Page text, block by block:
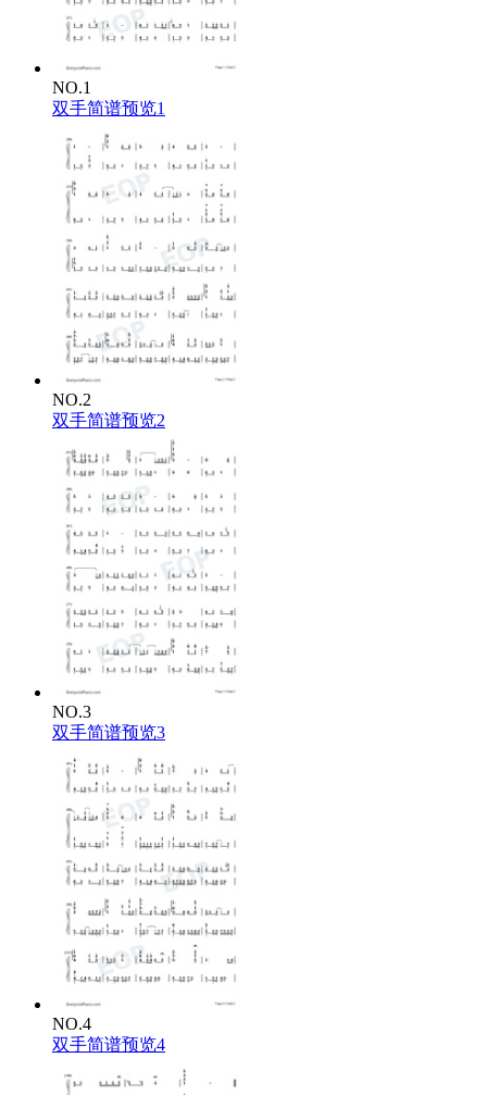
NO.1
双手简谱预览1
NO.2
双手简谱预览2
NO.3
双手简谱预览3
NO.4
双手简谱预览4